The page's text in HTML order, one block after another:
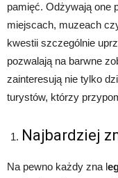
pamięć. Odżywają one
miejscach, muzeach
kwestii szczególnie
pozwalają na barwne
zainteresują nie tylko
turystów, którzy
Najbardziej
Na pewno każdy zna l